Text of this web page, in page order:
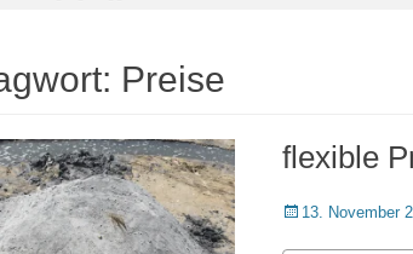
Preise
flexible
Veröffentlicht
13. November